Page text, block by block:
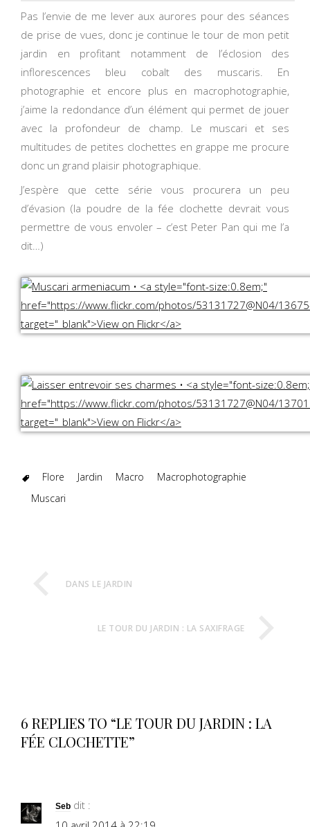
Pas l’envie de me lever aux aurores pour des séances
de prise de vues, donc je continue le tour de mon petit
jardin en profitant notamment de l’éclosion des
inflorescences bleu cobalt des muscaris. En
photographie et encore plus en macrophotographie,
j’aime la redondance d’un élément qui permet de jouer
avec la profondeur de champ. Le muscari et ses
multitudes de petites clochettes en grappe me procure
donc un grand plaisir photographique.
J’espère que cette série vous procurera un peu
d’évasion (la poudre de la fée clochette devrait vous
permettre de vous envoler – c’est Peter Pan qui me l’a
dit…)
Flore Jardin Macro
Macrophotographie
Muscari
DANS LE JARDIN
LE TOUR DU JARDIN : LA SAXIFRAGE
6 REPLIES TO “LE TOUR DU JARDIN : LA
FÉE CLOCHETTE”
Seb dit :